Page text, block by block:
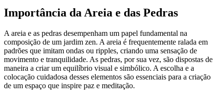
Importância da Areia e das Pedras
A areia e as pedras desempenham um papel fundamental na
composição de um jardim zen. A areia é frequentemente ralada em
padrões que imitam ondas ou ripples, criando uma sensação de
movimento e tranquilidade. As pedras, por sua vez, são dispostas de
maneira a criar um equilíbrio visual e simbólico. A escolha e a
colocação cuidadosa desses elementos são essenciais para a criação
de um espaço que inspire paz e meditação.